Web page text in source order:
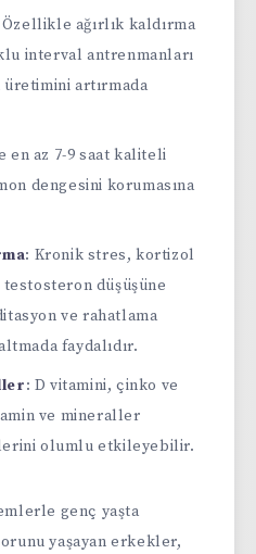
Özellikle ağırlık kaldırma
interval antrenmanları
artırmada
en az 7-9 saat kaliteli
dengesini korumasına
: Kronik stres, kortizol
düşüşüne
ve rahatlama
faydalıdır.
: D vitamini, çinko ve
ve mineraller
olumlu etkileyebilir.
genç yaşta
yaşayan erkekler,